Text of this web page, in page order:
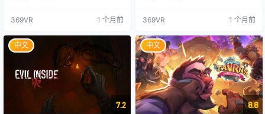
H: Aeon of Ruin VR 残酷版（Brutal
古硬核风格的VR第一人称射击游
戏：你可以双持枪刃杀穿潮水般涌
来的敌群，在致命危机里疾驰滑
铲，把进攻的主动权牢牢攥在自…
369VR 1 个月前
称VR沉浸体验 这是你第一次真正以
界：用她的眼睛扫过每一处畸变的
景物，用她的耳朵捕捉黑暗中蛰伏
的异响。每一帧怪诞的画面、每一
道晃过的阴影、每一声渗人的响
动，都会打破屏幕的隔阂，变成你
现实…
369VR 1 个月前
中文
7.2
中文
8.8